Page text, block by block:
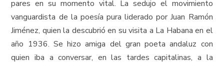
pares en su momento vital. La sedujo el movimiento
vanguardista de la poesía pura liderado por Juan Ramón
Jiménez, quien la descubrió en su visita a La Habana en el
año 1936. Se hizo amiga del gran poeta andaluz con
quien iba a conversar, en las tardes capitalinas, a la